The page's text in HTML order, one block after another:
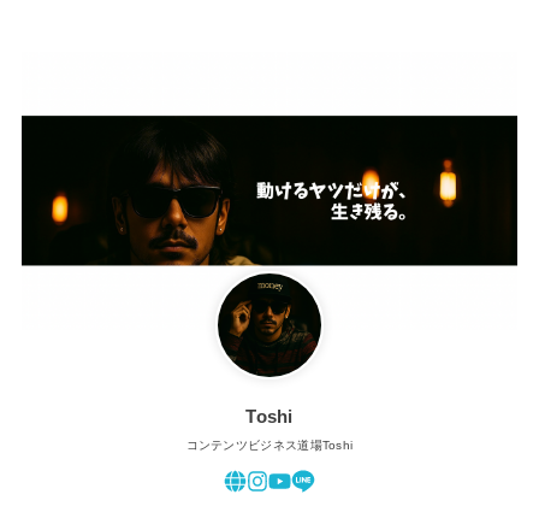
Toshi
コンテンツビジネス道場Toshi